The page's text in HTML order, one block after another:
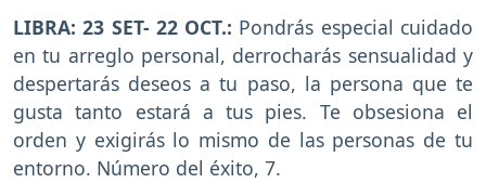
LIBRA: 23 SET- 22 OCT.: Pondrás especial cuidado
en tu arreglo personal, derrocharás sensualidad y
despertarás deseos a tu paso, la persona que te
gusta tanto estará a tus pies. Te obsesiona el
orden y exigirás lo mismo de las personas de tu
entorno. Número del éxito, 7.